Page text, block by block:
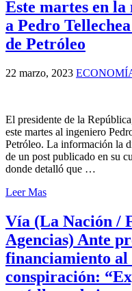
Este martes en
a Pedro
de Petróleo
22 marzo, 2023
El presidente de la
este martes al ingeniero
Petróleo. La información la
de un post publicado en su
donde detalló que …
Leer Mas
Vía (La Nación /
Agencias) Ante
financiamiento
conspiración: